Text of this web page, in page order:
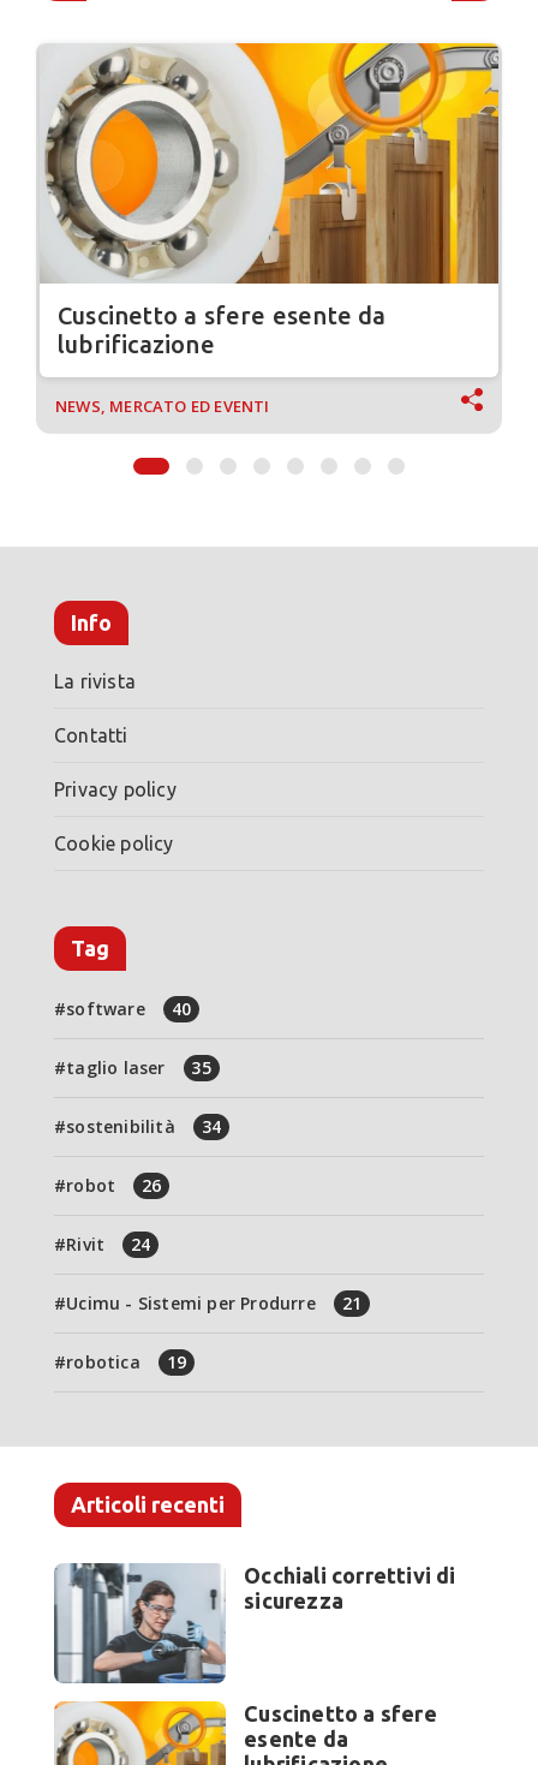
Cuscinetto a sfere esente da
lubrificazione
NEWS, MERCATO ED EVENTI
Info
La rivista
Contatti
Privacy policy
Cookie policy
Tag
software 40
taglio laser 35
sostenibilità 34
robot 26
Rivit 24
Ucimu - Sistemi per Produrre 21
robotica 19
Articoli recenti
Occhiali correttivi di
sicurezza
Cuscinetto a sfere
esente da